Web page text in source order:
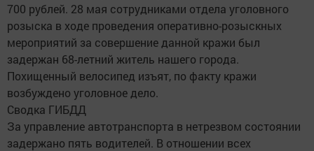
700 рублей. 28 мая сотрудниками отдела уголовного
розыска в ходе проведения оперативно-розыскных
мероприятий за совершение данной кражи был
задержан 68-летний житель нашего города.
Похищенный велосипед изъят, по факту кражи
возбуждено уголовное дело.
Сводка ГИБДД
За управление автотранспорта в нетрезвом состоянии
задержано пять водителей. В отношении всех